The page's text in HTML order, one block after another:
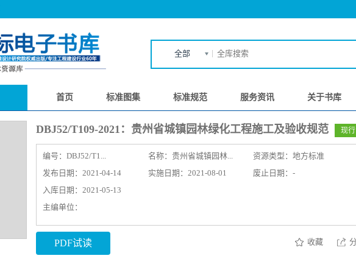
全部
首页 标准图集 标准规范 服务资讯 关于书库
DBJ52/T109-2021：贵州省城镇园林绿化工程施工及验收规范 现行
编号： DBJ52/T1... 名称： 贵州省城镇园林...
资源类型：地方标准
发布日期：2021-04-14
实施日期：2021-08-01
废止日期：-
入库日期：2021-05-13
主编单位：
PDF试读 收藏